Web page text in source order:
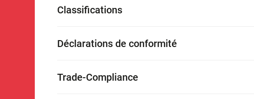
Classifications
Déclarations de conformité
Trade-Compliance